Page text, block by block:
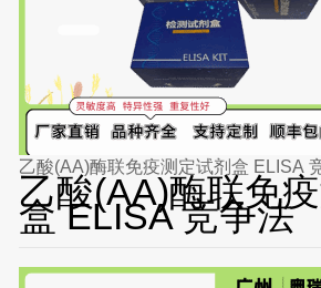
乙酸(AA)酶联免疫测定试剂盒 ELISA
乙酸(AA)酶联免
盒 ELISA 竞争法